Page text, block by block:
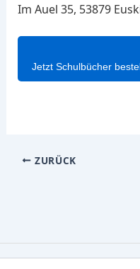
Im Auel 35, 53879
Jetzt Schulbücher
ZURÜCK